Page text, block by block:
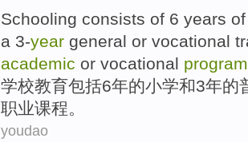
Schooling consists of 6 years
a 3-year general or vocational
academic or vocational program
学校教育包括6年的小学和3年的
职业课程。
youdao